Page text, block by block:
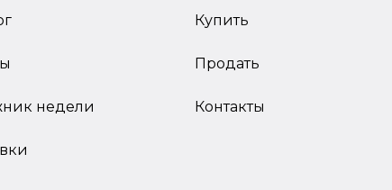
недели
Купить
Продать
Контакты